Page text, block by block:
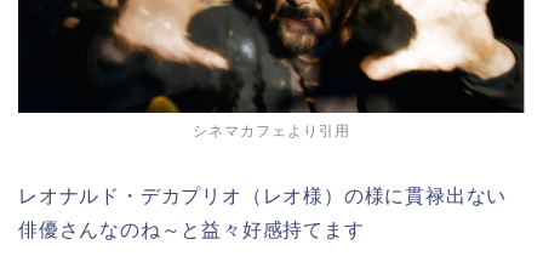
シネマカフェより引用
レオナルド・デカプリオ（レオ様）の様に貫禄出ない
俳優さんなのね～と益々好感持てます